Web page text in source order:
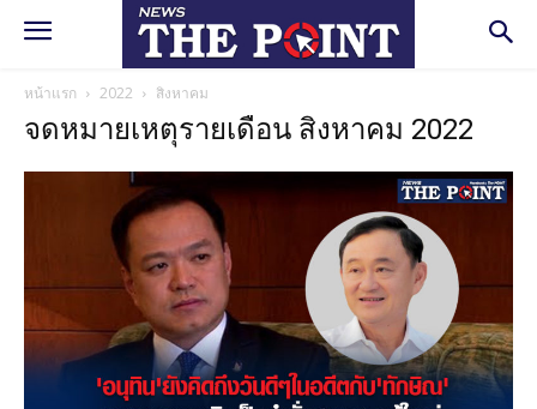
หน้าแรก 2022 สิงหาคม
จดหมายเหตุรายเดือน สิงหาคม 2022